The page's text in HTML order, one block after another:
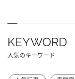
KEYWORD
人気のキーワード